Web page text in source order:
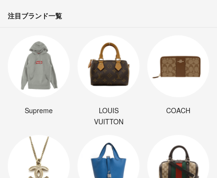
注目ブランド一覧
Supreme
LOUIS
VUITTON
COACH